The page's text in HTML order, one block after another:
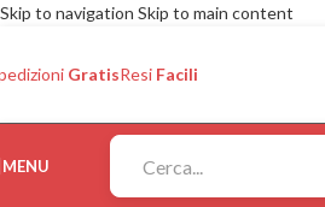
Skip to navigation Skip to main content
GratisResi Facili
MENU